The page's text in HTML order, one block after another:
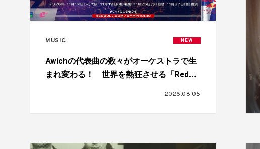
MUSIC NEW
Awichの代表曲の数々がオーケストラで生
まれ変わる！ 世界を熱狂させる「Red
2026.08.05